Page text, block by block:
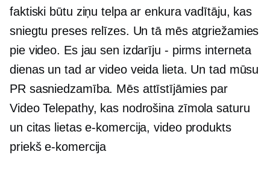
faktiski būtu ziņu telpa ar enkura vadītāju, kas
sniegtu preses relīzes. Un tā mēs atgriežamies
pie video. Es jau sen izdarīju - pirms interneta
dienas un tad ar video veida lieta. Un tad mūsu
PR sasniedzamība. Mēs attīstījāmies par
Video Telepathy, kas nodrošina zīmola saturu
un citas lietase-komercija, video produkts
priekše-komercija